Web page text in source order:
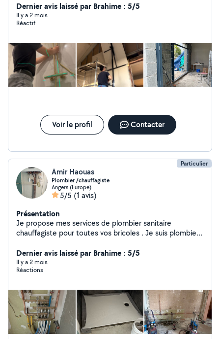
Dernier avis laissé par Brahime : 5/5
Il y a 2 mois
Réactif
Voir le profil Contacter
Particulier
Amir Haouas
Plombier /chauffagiste
Angers (Europe)
5/5 (1 avis)
Présentation
Je propose mes services de plombier sanitaire
chauffagiste pour toutes vos bricoles . Je suis plombier
Dernier avis laissé par Brahime : 5/5
Il y a 2 mois
Réactions